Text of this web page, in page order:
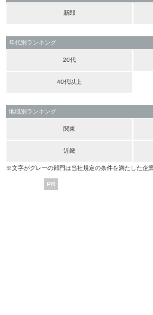
新郎
年代別ランキング
20代
40代以上
地域別ランキング
関東
近畿
※文字がグレーの部門は当社規定の条件を満たした企
PR